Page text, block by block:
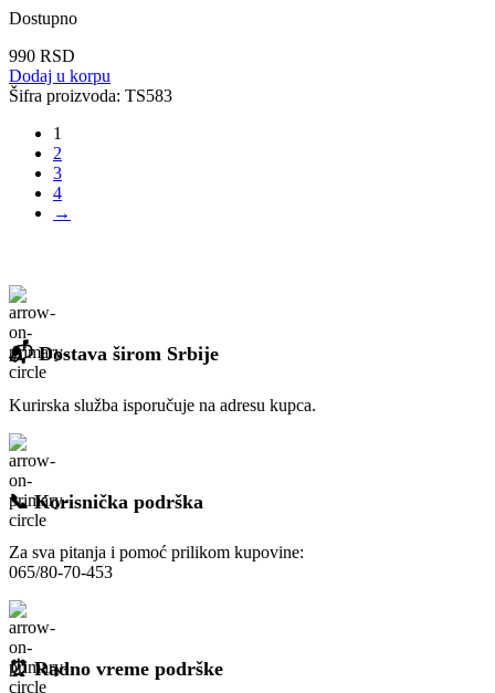
Dostupno
990 RSD
Dodaj u korpu
Šifra proizvoda: TS583
1
2
3
4
→
📬 Dostava širom Srbije
Kurirska služba isporučuje na adresu kupca.
📞 Korisnička podrška
Za sva pitanja i pomoć prilikom kupovine:
065/80-70-453
⏰ Radno vreme podrške